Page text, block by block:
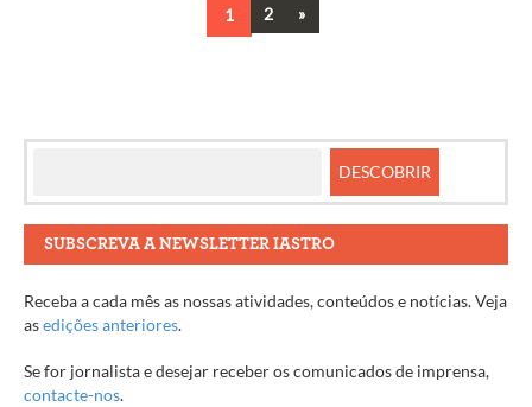
Navegação
artigos
1 2 Next
»
SUBSCREVA A NEWSLETTER IASTRO
Receba a cada mês as nossas atividades, conteúdos e notícias. Veja
asedições anteriores.
Se for jornalista e desejar receber os comunicados de imprensa,
contacte-nos.